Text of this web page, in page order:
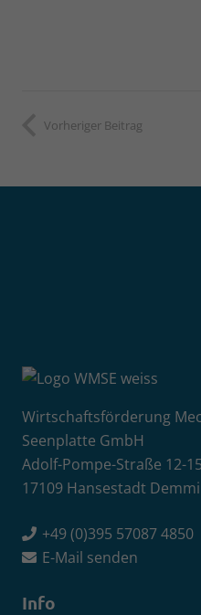
Vorheriger Beitrag
Wirtschaftsförderung
Seenplatte GmbH
Adolf-Pompe-Straße 12-15
17109 Hansestadt
+49 (0)395 57087 4850
E-Mail senden
Info